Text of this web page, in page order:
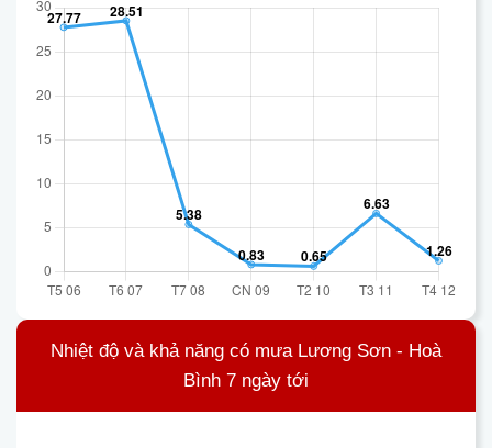
Nhiệt độ và khả năng có mưa Lương Sơn - Hoà
Bình 7 ngày tới